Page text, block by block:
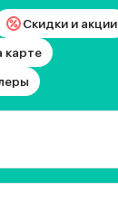
Скидки и акции
карте